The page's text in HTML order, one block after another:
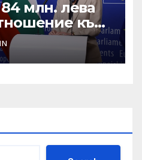
млн. лева
към